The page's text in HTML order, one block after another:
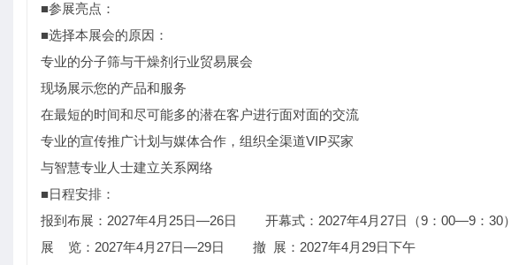
■参展亮点：
■选择本展会的原因：
专业的分子筛与干燥剂行业贸易展会
现场展示您的产品和服务
在最短的时间和尽可能多的潜在客户进行面对面的交流
专业的宣传推广计划与媒体合作，组织全渠道VIP买家
与智慧专业人士建立关系网络
■日程安排：
报到布展：2027年4月25日—26日 开幕式：2027年4月27日（9：00—9：30）
展 览：2027年4月27日—29日 撤 展：2027年4月29日下午